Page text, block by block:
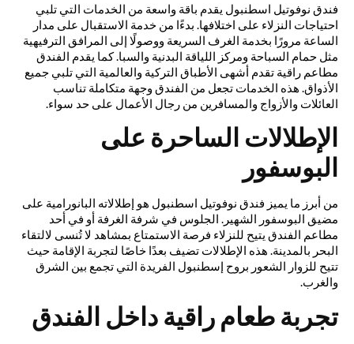
فندق نوفوتيل اسطنبول يقدم باقة واسعة من الخدمات التي تلبي
احتياجات النزلاء على اختلافها. بدءًا من خدمة الاستقبال على مدار
الساعة مرورًا بخدمة الغرف السريعة ووصولًا إلى المرافق الترفيهية
مثل حمام السباحة ومركز اللياقة البدنية والسبا. كما يقدم الفندق
مطاعم راقية تقدم أشهى الأطباق التركية والعالمية التي تلبي جميع
الأذواق. هذه الخدمات تجعل من الفندق وجهة متكاملة تناسب
العائلات والأزواج والمسافرين من رجال الأعمال على حد سواء.
الإطلالات الساحرة على
البوسفور
من أبرز ما يميز فندق نوفوتيل اسطنبول هو إطلالاته البانورامية على
مضيق البوسفور الشهير. الجلوس في شرفة الغرفة أو في أحد
مطاعم الفندق يتيح للنزلاء فرصة الاستمتاع بمشاهد لا تُنسى لالتقاء
البحر بالمدينة. هذه الإطلالات تضيف بعدًا خاصًا لتجربة الإقامة حيث
تتيح للزوار الشعور بروح إسطنبول الفريدة التي تجمع بين الشرق
والغرب.
تجربة طعام راقية داخل الفندق